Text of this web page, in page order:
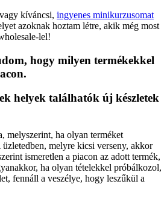
kíváncsi, ingyenes minikurzusomat
azoknak hoztam létre, akik még most
lel!
hogy milyen termékekkel
helyek találhatók új készletek
melyszerint, ha olyan terméket
melyre kicsi verseny, akkor
ismeretlen a piacon az adott termék,
ha olyan tételekkel próbálkozol,
fennáll a veszélye, hogy leszűkül a